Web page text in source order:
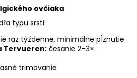
ovčiaka
typu srsti:
raz týždenne, minimálne pĺznutie
Tervueren:česanie 2–3×
trimovanie